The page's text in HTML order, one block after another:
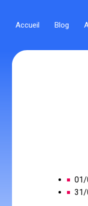
Accueil Blog
01/
31/